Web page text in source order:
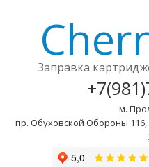
Заправка
м.
пр. Обуховской Обороны